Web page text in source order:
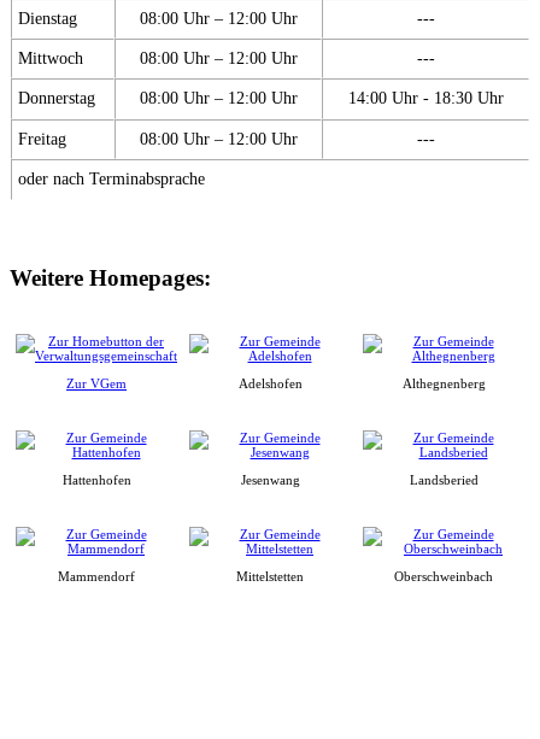
Dienstag 08:00 Uhr – 12:00 Uhr ---
Mittwoch 08:00 Uhr – 12:00 Uhr ---
Donnerstag 08:00 Uhr – 12:00 Uhr 14:00 Uhr - 18:30 Uhr
Freitag 08:00 Uhr – 12:00 Uhr ---
oder nach Terminabsprache
Weitere Homepages:
Zur VGem Adelshofen Althegnenberg
Hattenhofen Jesenwang Landsberied
Mammendorf Mittelstetten Oberschweinbach